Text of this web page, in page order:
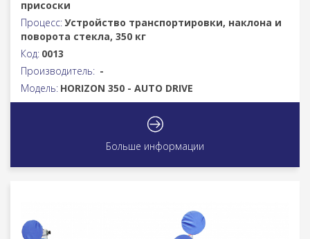
присоски
Процесс:Устройство транспортировки, наклона и
поворота стекла, 350 кг
Код: 0013
Производитель: -
Модель: HORIZON 350 - AUTO DRIVE
Больше информации